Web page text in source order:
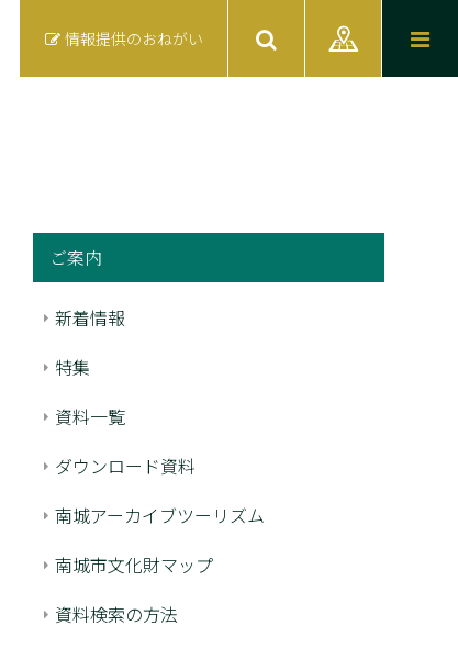
情報提供のおねがい
ご案内
新着情報
特集
資料一覧
ダウンロード資料
南城アーカイブツーリズム
南城市文化財マップ
資料検索の方法